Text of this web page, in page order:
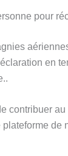
pour
en
contribuer
plateforme de